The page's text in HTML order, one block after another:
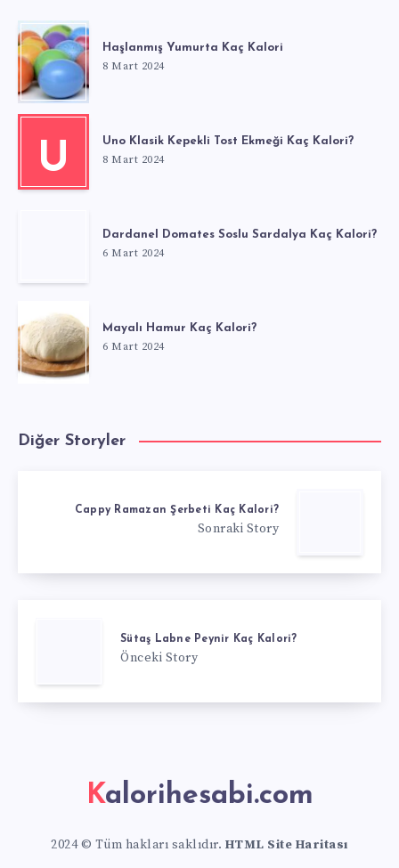
Haşlanmış Yumurta Kaç Kalori
8 Mart 2024
U Uno Klasik Kepekli Tost Ekmeği Kaç Kalori?
8 Mart 2024
Dardanel Domates Soslu Sardalya Kaç Kalori?
6 Mart 2024
Mayalı Hamur Kaç Kalori?
6 Mart 2024
Diğer Storyler
Cappy Ramazan Şerbeti Kaç Kalori?
Sonraki Story
Sütaş Labne Peynir Kaç Kalori?
Önceki Story
Kalorihesabi.com
2024 © Tüm hakları saklıdır. HTML Site Haritası